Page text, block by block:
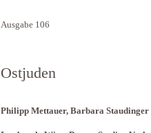
Ausgabe 106
Ostjuden
Philipp Mettauer, Barbara Staudinger